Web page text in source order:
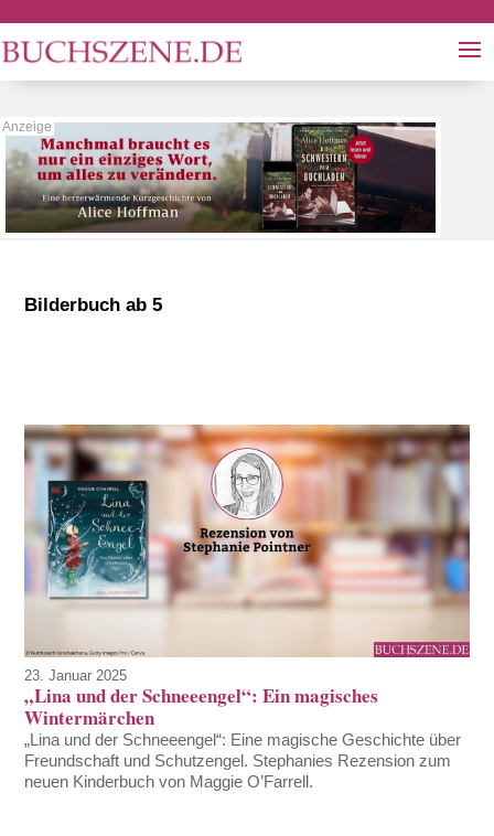
Bilderbuch ab 5
23. Januar 2025
„Lina und der Schneeengel“: Ein magisches
Wintermärchen
„Lina und der Schneeengel“: Eine magische Geschichte über
Freundschaft und Schutzengel. Stephanies Rezension zum
neuen Kinderbuch von Maggie O’Farrell.